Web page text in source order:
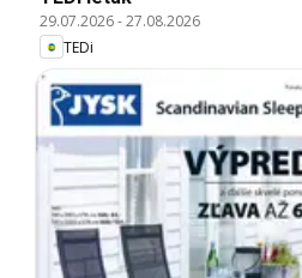
29.07.2026-27.08.2026
TEDi